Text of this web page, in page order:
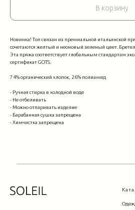
В корзину
Новинка! Топ связан из премиальной итальянской
сочетаются желтый и неоновый зеленый цвет.
Эта пряжа соответствует глобальным стандартам
сертификат GOTS.
74% органический хлопок, 26% полиамид
- Ручная стирка в холодной воде
- Не отбеливать
- Можно отпаривать изделие
- Барабанная сушка запрещена
- Химчистка запрещена